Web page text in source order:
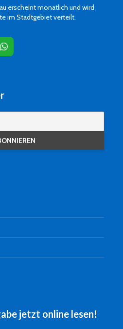
erscheint monatlich und wird
im Stadtgebiet verteilt.
jetzt online lesen!